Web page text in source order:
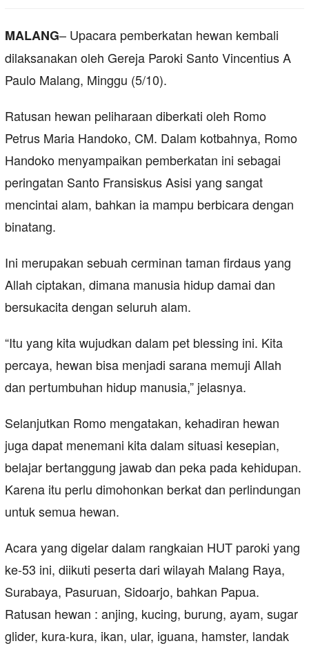
MALANG– Upacara pemberkatan hewan kembali
dilaksanakan oleh Gereja Paroki Santo Vincentius A
Paulo Malang, Minggu (5/10).
Ratusan hewan peliharaan diberkati oleh Romo
Petrus Maria Handoko, CM. Dalam kotbahnya, Romo
Handoko menyampaikan pemberkatan ini sebagai
peringatan Santo Fransiskus Asisi yang sangat
mencintai alam, bahkan ia mampu berbicara dengan
binatang.
Ini merupakan sebuah cerminan taman firdaus yang
Allah ciptakan, dimana manusia hidup damai dan
bersukacita dengan seluruh alam.
“Itu yang kita wujudkan dalam pet blessing ini. Kita
percaya, hewan bisa menjadi sarana memuji Allah
dan pertumbuhan hidup manusia,” jelasnya.
Selanjutkan Romo mengatakan, kehadiran hewan
juga dapat menemani kita dalam situasi kesepian,
belajar bertanggung jawab dan peka pada kehidupan.
Karena itu perlu dimohonkan berkat dan perlindungan
untuk semua hewan.
Acara yang digelar dalam rangkaian HUT paroki yang
ke-53 ini, diikuti peserta dari wilayah Malang Raya,
Surabaya, Pasuruan, Sidoarjo, bahkan Papua.
Ratusan hewan : anjing, kucing, burung, ayam, sugar
glider, kura-kura, ikan, ular, iguana, hamster, landak